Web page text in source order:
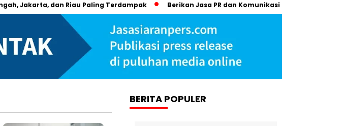
Jakarta, dan Riau Paling Terdampak Berikan Jasa PR dan Komunikasi Terpadu Lewat
BERITA POPULER